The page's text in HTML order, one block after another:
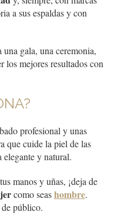
a sus espaldas y con
gala, una ceremonia,
mejores resultados con
profesional y unas
que cuide la piel de las
elegante y natural.
manos y uñas, ¡deja de
como seashombre.
público.